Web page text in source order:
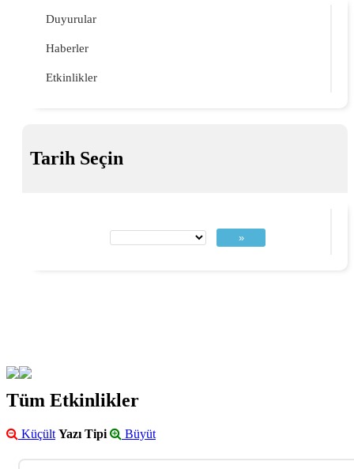
Duyurular
Haberler
Etkinlikler
Tarih Seçin
»
Tüm Etkinlikler
Küçült Yazı Tipi Büyüt